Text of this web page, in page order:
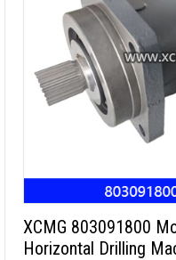
XCMG 803091800
Horizontal Drilling